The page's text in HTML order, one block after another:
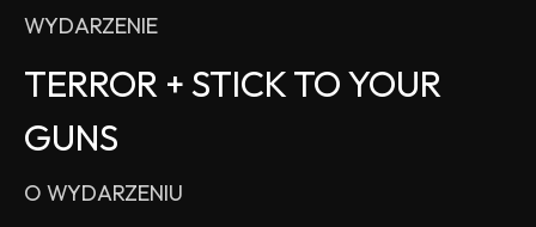
WYDARZENIE
TERROR + STICK TO YOUR
GUNS
O WYDARZENIU